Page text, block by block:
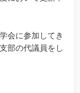
会に参加してき
部の代議員をし